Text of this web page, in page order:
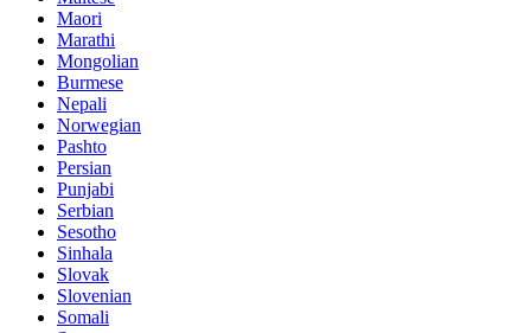
Maori
Marathi
Mongolian
Burmese
Nepali
Norwegian
Pashto
Persian
Punjabi
Serbian
Sesotho
Sinhala
Slovak
Slovenian
Somali